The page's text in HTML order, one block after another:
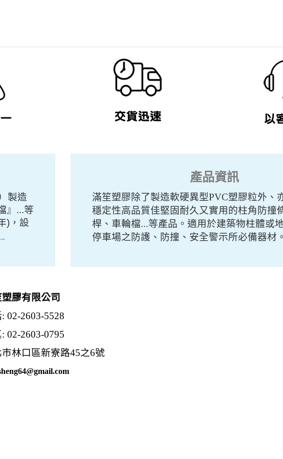
製造
』...等
)，設
產品資訊
滿笙塑膠除了製造軟硬異型PVC塑膠粒外、
穩定性高品質佳堅固耐久又實用的柱角防撞
桿、車輪檔...等產品。 適用於建築物柱體或
停車場之防護、防撞、安全警示所必備器材。
膠有限公司
02-2603-5528
02-2603-0795
林口區新寮路45之6號